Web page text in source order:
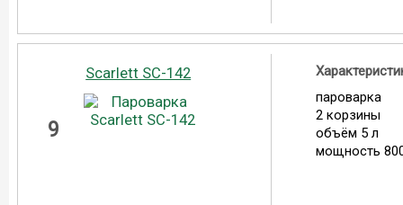
9
Scarlett SC-142
пароварка
2 корзины
объём 5 л
мощность